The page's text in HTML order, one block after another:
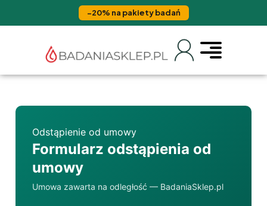
−20% na pakiety badań
Odstąpienie od umowy
Formularz odstąpienia od
umowy
Umowa zawarta na odległość — BadaniaSklep.pl